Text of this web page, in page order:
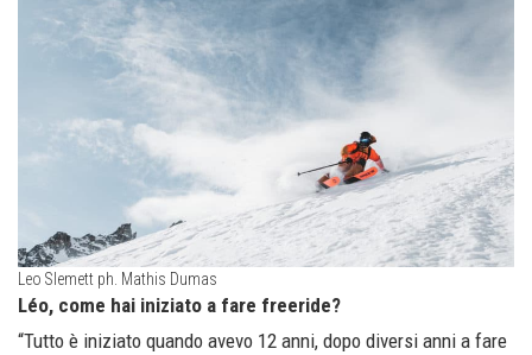
Leo Slemett ph. Mathis Dumas
Léo, come hai iniziato a fare freeride?
“Tutto è iniziato quando avevo 12 anni, dopo diversi anni a fare